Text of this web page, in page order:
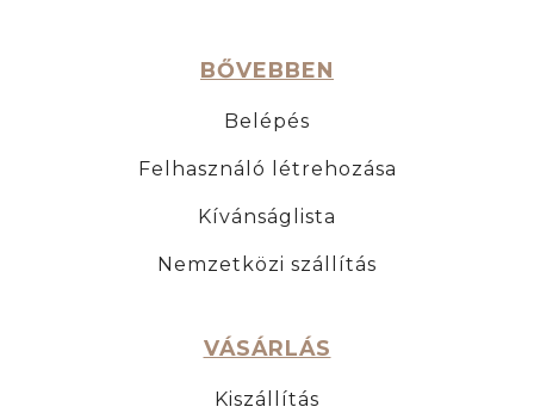
BŐVEBBEN
Belépés
Felhasználó létrehozása
Kívánságlista
Nemzetközi szállítás
VÁSÁRLÁS
Kiszállítás